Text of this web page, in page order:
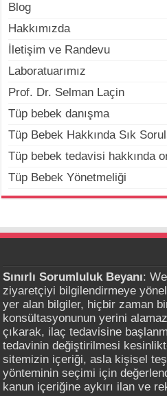
Blog
Hakkımızda
İletişim ve Randevu
Laboratuarımız
Prof. Dr. Selman Laçin
Tüp bebek danışma
Tüp Bebek Hakkında Sık
Tüp bebek tedavisi hakkında
Tüp Bebek Yönetmeliği
Sınırlı Sorumluluk Beyanı:
ziyaretçiyi bilgilendirmeye
yer alan bilgiler, hiçbir zaman
konsültasyonunun yerini
çıkarak, ilaç tedavisine
tedavinin değiştirilmesi
sitemizin içeriği, asla kişisel
yönteminin seçimi için
kanun içeriğine aykırı ilan ve